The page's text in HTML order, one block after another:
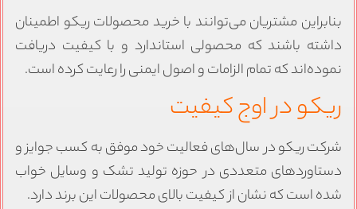
مشتریان می‌توانند با خرید محصولات ریکو اطمینان
باشند که محصولی استاندارد و با کیفیت دریافت
که تمام الزامات و اصول ایمنی را رعایت کرده است.
در اوج کیفیت
ریکو در سال‌های فعالیت خود موفق به کسب جوایز و
متعددی در حوزه تولید تشک و وسایل خواب
است که نشان از کیفیت بالای محصولات این برند دارد.